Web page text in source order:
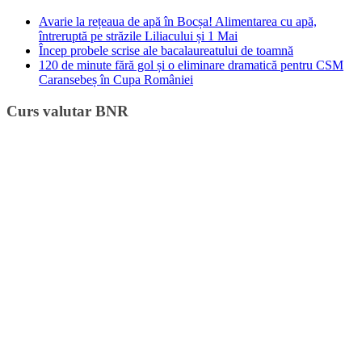
Avarie la rețeaua de apă în Bocșa! Alimentarea cu apă,
întreruptă pe străzile Liliacului și 1 Mai
Încep probele scrise ale bacalaureatului de toamnă
120 de minute fără gol și o eliminare dramatică pentru CSM
Caransebeș în Cupa României
Curs valutar BNR